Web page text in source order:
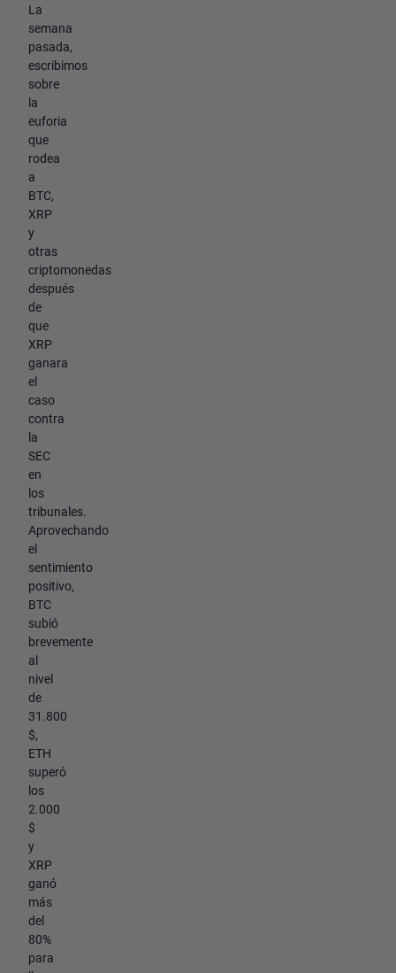
La
semana
pasada,
escribimos
sobre
la
euforia
que
rodea
a
BTC,
XRP
y
otras
criptomonedas
después
de
que
XRP
ganara
el
caso
contra
la
SEC
en
los
tribunales.
Aprovechando
el
sentimiento
positivo,
BTC
subió
brevemente
al
nivel
de
31.800
$,
ETH
superó
los
2.000
$
y
XRP
ganó
más
del
80%
para